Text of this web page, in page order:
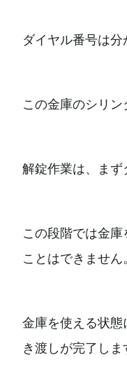
ダイヤル番号は
この金庫のシリ
解錠作業は、まず
この段階では金
ことはできません
金庫を使える状態
き渡しが完了しま